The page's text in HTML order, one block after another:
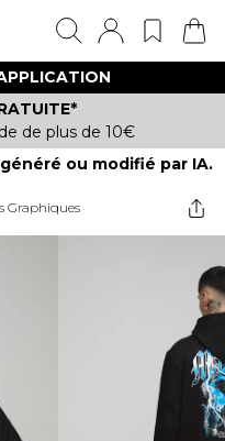
de plus de 10€
ou modifié par IA.
Graphiques